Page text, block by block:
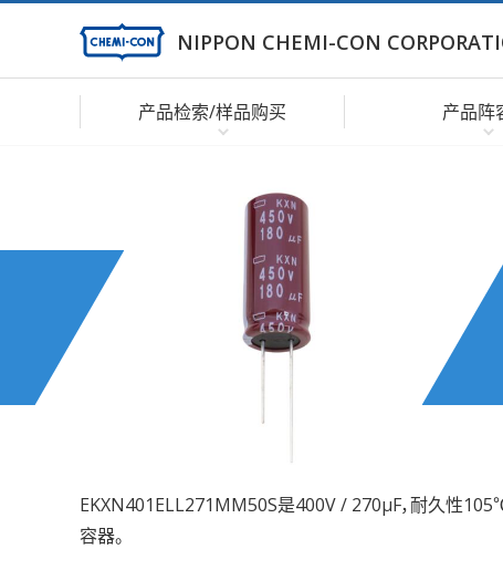
NIPPON CHEMI-CON
产品检索/样品购买 产品阵
EKXN401ELL271MM50S是400V / 270µF，耐久性
容器。